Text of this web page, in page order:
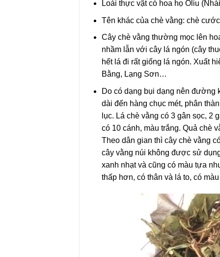
Loài thực vật có hoa họ Oliu
Tên khác của chè vằng: chè
Cây chè vằng thường mọc lên
nhầm lẫn với cây lá ngón (cây
hết lá đi rất giống lá ngón. Xuất
Bằng, Lạng Sơn…
Do có dạng bụi dạng nên đường
dài đến hàng chục mét, phân
lục. Lá chè vằng có 3 gân sọc, 2
có 10 cánh, màu trắng. Quả chè
Theo dân gian thì cây chè vằng
cây vằng núi không được sử
xanh nhạt và cũng có màu tựa
thấp hơn, có thân và lá to, có